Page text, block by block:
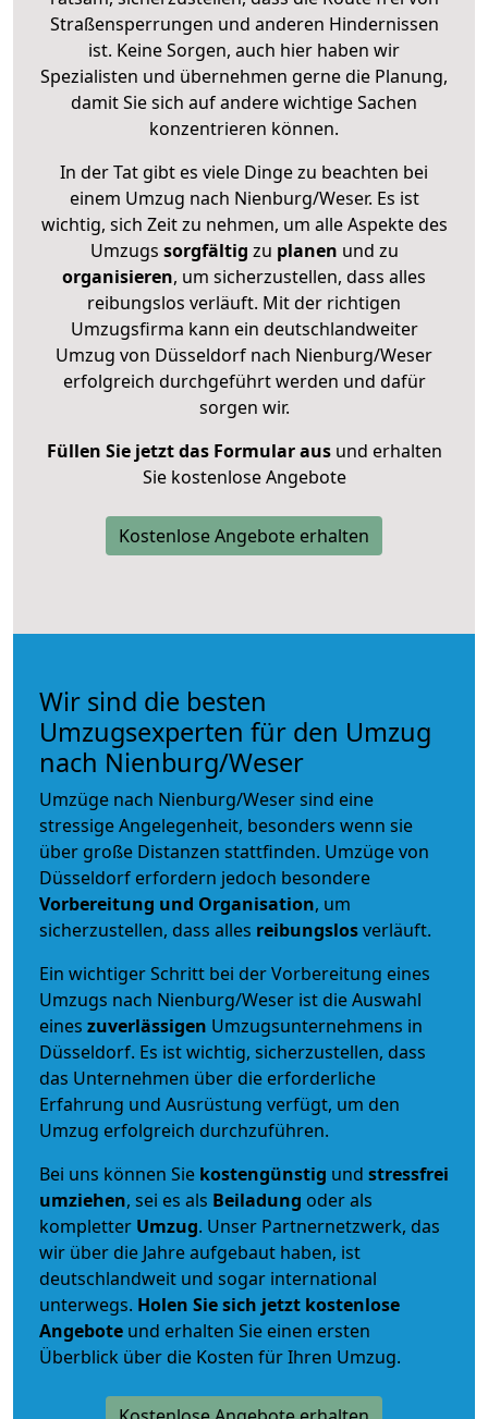
Straßensperrungen und anderen Hindernissen
ist. Keine Sorgen, auch hier haben wir
Spezialisten und übernehmen gerne die Planung,
damit Sie sich auf andere wichtige Sachen
konzentrieren können.
In der Tat gibt es viele Dinge zu beachten bei
einem Umzug nach Nienburg/Weser. Es ist
wichtig, sich Zeit zu nehmen, um alle Aspekte des
Umzugs sorgfältig zu planen und zu
organisieren, um sicherzustellen, dass alles
reibungslos verläuft. Mit der richtigen
Umzugsfirma kann ein deutschlandweiter
Umzug von Düsseldorf nach Nienburg/Weser
erfolgreich durchgeführt werden und dafür
sorgen wir.
Füllen Sie jetzt das Formular ausund erhalten
Sie kostenlose Angebote
Kostenlose Angebote erhalten
Wir sind die besten
Umzugsexperten für den Umzug
nach Nienburg/Weser
Umzüge nach Nienburg/Weser sind eine
stressige Angelegenheit, besonders wenn sie
über große Distanzen stattfinden. Umzüge von
Düsseldorf erfordern jedoch besondere
Vorbereitung und Organisation, um
sicherzustellen, dass alles reibungslosverläuft.
Ein wichtiger Schritt bei der Vorbereitung eines
Umzugs nach Nienburg/Weser ist die Auswahl
eines zuverlässigen Umzugsunternehmens in
Düsseldorf. Es ist wichtig, sicherzustellen, dass
das Unternehmen über die erforderliche
Erfahrung und Ausrüstung verfügt, um den
Umzug erfolgreich durchzuführen.
Bei uns können Sie kostengünstig und stressfrei
umziehen, sei es als Beiladung oder als
kompletter Umzug. Unser Partnernetzwerk, das
wir über die Jahre aufgebaut haben, ist
deutschlandweit und sogar international
unterwegs. Holen Sie sich jetzt kostenlose
Angebote und erhalten Sie einen ersten
Überblick über die Kosten für Ihren Umzug.